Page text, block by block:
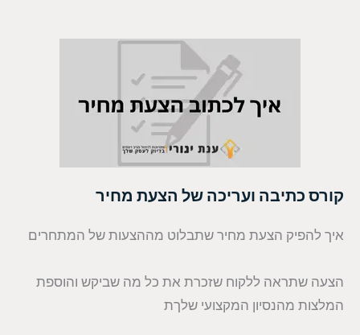
קורס כתיבה ועריכה של הצעת מחיר
איך להפיק הצעת מחיר שתבלוט מההצעות של המתחרים
הצעה שתראה ללקוח שזכרת את כל מה שביקש והוספת
המלצות מהנסיון המקצועי שלךת